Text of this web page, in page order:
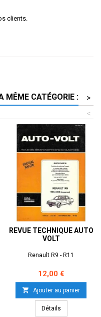
clients.
MÊME CATÉGORIE :
>
<
REVUE TECHNIQUE AUTO
VOLT
Renault R9 - R11
Prix
12,00 €
 Ajouter au panier
Détails